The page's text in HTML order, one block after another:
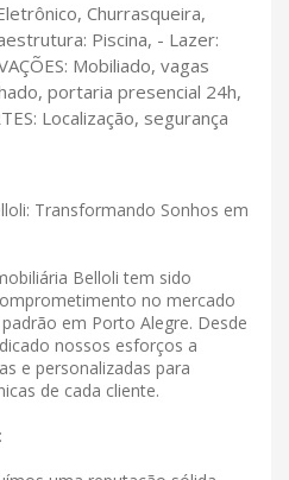
Churrasqueira,
Piscina, - Lazer:
Mobiliado, vagas
portaria presencial 24h,
Localização, segurança
Transformando Sonhos em
Belloli tem sido
no mercado
em Porto Alegre. Desde
nossos esforços a
e personalizadas para
de cada cliente.